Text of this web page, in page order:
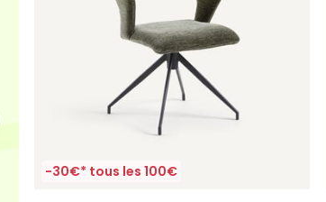
-30€* tous les 100€